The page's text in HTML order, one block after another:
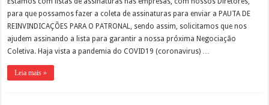
para que possamos fazer a coleta de assinaturas para enviar a PAUTA DE
REINVINDICAÇÕES PARA O PATRONAL, sendo assim, solicitamos que nos
ajudem assinando a lista para garantir a nossa próxima Negociação
Coletiva. Haja vista a pandemia do COVID19 (coronavirus) …
Leia mais »